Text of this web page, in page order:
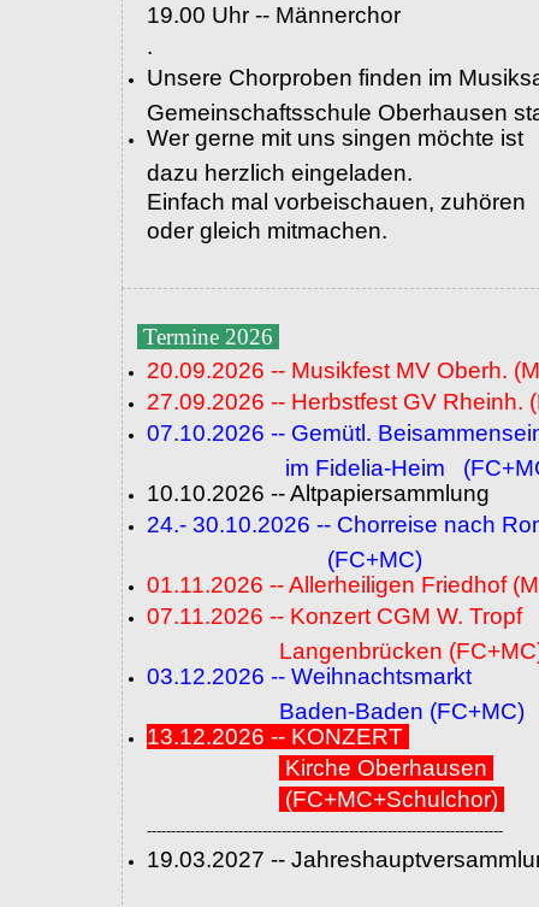
19.00 Uhr -- Männerchor
.
Unsere Chorproben finden im
Gemeinschaftsschule Oberhausen
Wer gerne mit uns singen möchte ist
dazu herzlich eingeladen.
Einfach mal vorbeischauen, zuhören
oder gleich mitmachen.
Termine 2026
20.09.2026 -- Musikfest MV Oberh.
27.09.2026 -- Herbstfest GV Rheinh.
07.10.2026 -- Gemütl.
im Fidelia-Heim
10.10.2026 -- Altpapiersammlung
24.- 30.10.2026 -- Chorreise nach
(FC+MC)
01.11.2026 -- Allerheiligen Friedhof
07.11.2026 -- Konzert CGM W. Tropf
Langenbrücken
03.12.2026 -- Weihnachtsmarkt
Baden-Baden (FC+MC)
13.12.2026 -- KONZERT
Kirche Oberhausen
(FC+MC+Schulchor)
--------------------------------------------------------------------------
19.03.2027 --